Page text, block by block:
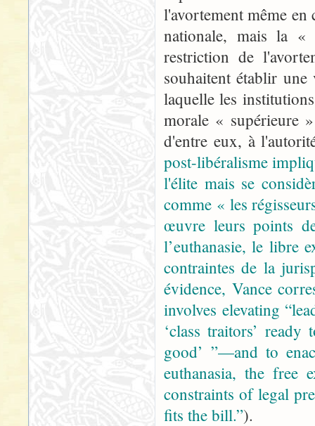
l'avortement même
nationale, mais la «
restriction de
souhaitent établir
laquelle les
morale « supérieure
d'entre eux, à
post-libéralisme
l'élite mais se
comme « les
œuvre leurs points
l’euthanasie, le libre
contraintes de la
évidence, Vance
involves elevating
‘class traitors’
good’ ”—and to
euthanasia, the free
constraints of legal
fits the bill.”).